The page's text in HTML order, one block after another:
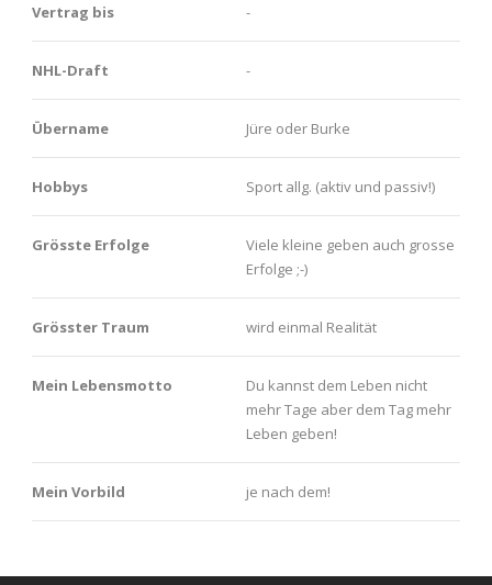
Vertrag bis -
NHL-Draft -
Übername ​Jüre oder Burke
Hobbys Sport allg. (aktiv und passiv!)
Grösste Erfolge
​Viele kleine geben auch grosse
Erfolge ;-)
Grösster Traum wird einmal Realität
Mein Lebensmotto
Du kannst dem Leben nicht
mehr Tage aber dem Tag mehr
Leben geben!
Mein Vorbild ​je nach dem!